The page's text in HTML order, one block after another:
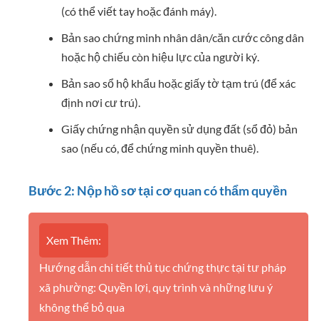
(có thể viết tay hoặc đánh máy).
Bản sao chứng minh nhân dân/căn cước công dân
hoặc hộ chiếu còn hiệu lực của người ký.
Bản sao sổ hộ khẩu hoặc giấy tờ tạm trú (để xác
định nơi cư trú).
Giấy chứng nhận quyền sử dụng đất (sổ đỏ) bản
sao (nếu có, để chứng minh quyền thuê).
Bước 2: Nộp hồ sơ tại cơ quan có thẩm quyền
Xem Thêm:
Hướng dẫn chi tiết thủ tục chứng thực tại tư pháp
xã phường: Quyền lợi, quy trình và những lưu ý
không thể bỏ qua